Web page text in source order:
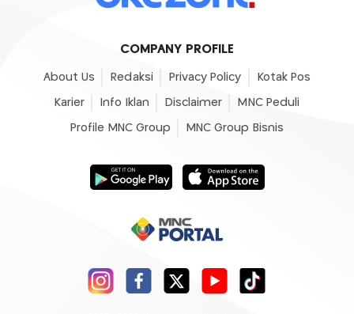
COMPANY PROFILE
About Us Redaksi Privacy Policy Kotak Pos
Karier Info Iklan Disclaimer MNC Peduli
Profile MNC Group MNC Group Bisnis